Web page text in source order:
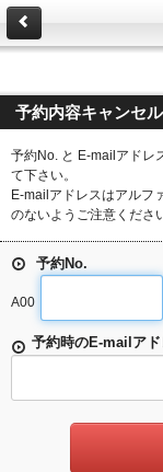
予約内容キャンセル
予約No. と E-mailアドレ
て下さい。
E-mailアドレスはアルフ
のないようご注意くださ
予約No.
A00
予約時のE-mailアド